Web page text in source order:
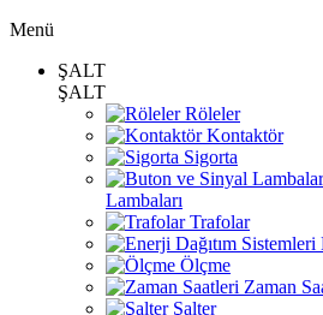
Menü
ŞALT
ŞALT
Röleler
Kontaktör
Sigorta
Lambaları
Trafolar
Ölçme
Zaman
Şalter